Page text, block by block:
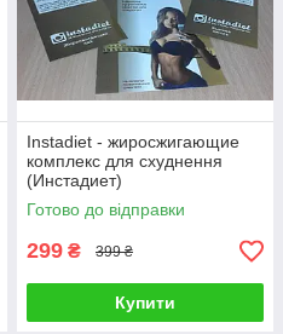
Instadiet - жиросжигающие
комплекс для схуднення
(Инстадиет)
Готово до відправки
299 ₴ 399 ₴
Купити